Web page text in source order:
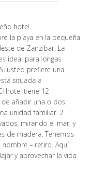
hotel
la playa en la pequeña
de Zanzibar. La
ideal para longas
usted prefiere una
situada a
hotel tiene 12
añadir una o dos
unidad familiar. 2
mirando el mar, y
de madera. Tenemos
nombre – retiro. Aquí
y aprovechar la vida.